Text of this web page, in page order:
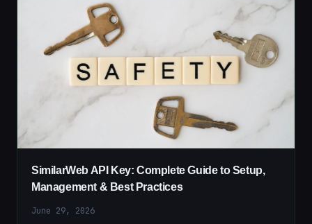
SimilarWeb API Key: Complete Guide to Setup,
Management & Best Practices
June 29, 2026